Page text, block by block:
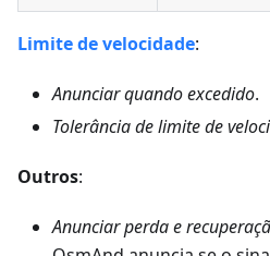
Limite de velocidade:
Anunciar quando excedido.
Tolerância de limite de
Outros:
Anunciar perda e